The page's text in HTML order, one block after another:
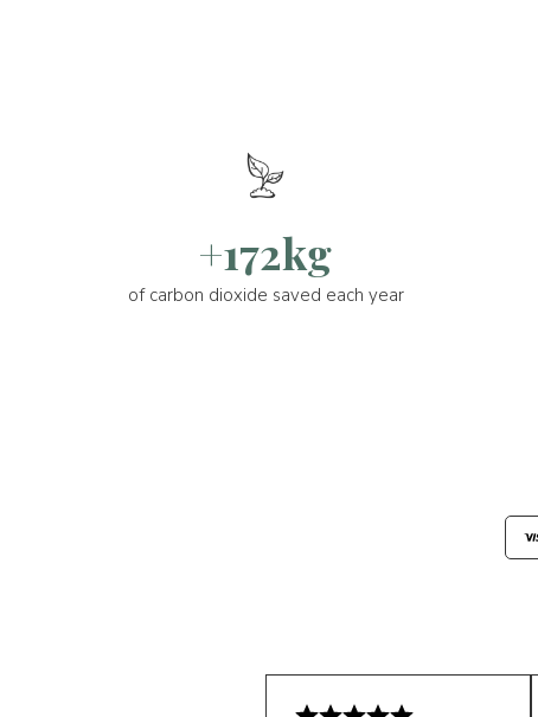
+172kg
of carbon dioxide saved each year